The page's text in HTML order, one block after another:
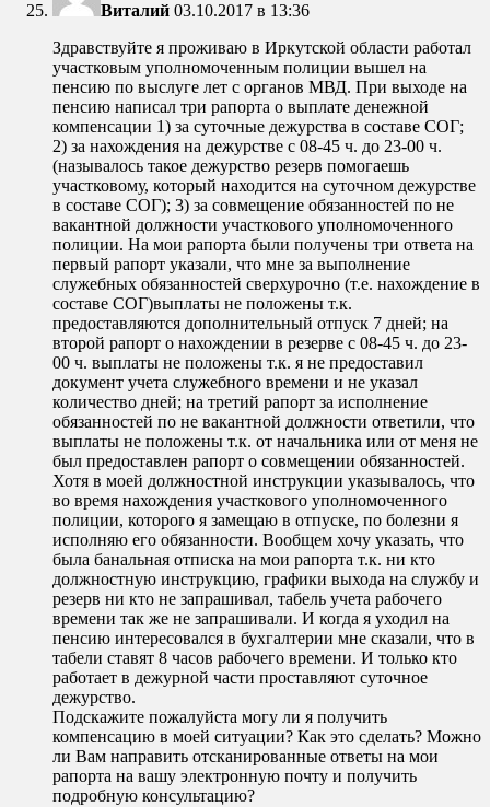
Виталий 03.10.2017 в 13:36
Здравствуйте я проживаю в Иркутской области работал
участковым уполномоченным полиции вышел на
пенсию по выслуге лет с органов МВД. При выходе на
пенсию написал три рапорта о выплате денежной
компенсации 1) за суточные дежурства в составе СОГ;
2) за нахождения на дежурстве с 08-45 ч. до 23-00 ч.
(называлось такое дежурство резерв помогаешь
участковому, который находится на суточном дежурстве
в составе СОГ); 3) за совмещение обязанностей по не
вакантной должности участкового уполномоченного
полиции. На мои рапорта были получены три ответа на
первый рапорт указали, что мне за выполнение
служебных обязанностей сверхурочно (т.е. нахождение в
составе СОГ)выплаты не положены т.к.
предоставляются дополнительный отпуск 7 дней; на
второй рапорт о нахождении в резерве с 08-45 ч. до 23-
00 ч. выплаты не положены т.к. я не предоставил
документ учета служебного времени и не указал
количество дней; на третий рапорт за исполнение
обязанностей по не вакантной должности ответили, что
выплаты не положены т.к. от начальника или от меня не
был предоставлен рапорт о совмещении обязанностей.
Хотя в моей должностной инструкции указывалось, что
во время нахождения участкового уполномоченного
полиции, которого я замещаю в отпуске, по болезни я
исполняю его обязанности. Вообщем хочу указать, что
была банальная отписка на мои рапорта т.к. ни кто
должностную инструкцию, графики выхода на службу и
резерв ни кто не запрашивал, табель учета рабочего
времени так же не запрашивали. И когда я уходил на
пенсию интересовался в бухгалтерии мне сказали, что в
табели ставят 8 часов рабочего времени. И только кто
работает в дежурной части проставляют суточное
дежурство.
Подскажите пожалуйста могу ли я получить
компенсацию в моей ситуации? Как это сделать? Можно
ли Вам направить отсканированные ответы на мои
рапорта на вашу электронную почту и получить
подробную консультацию?